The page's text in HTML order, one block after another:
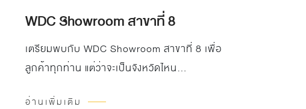
WDC Showroom สาขาที่ 8
เตรียมพบกับ WDC Showroom สาขาที่ 8 เพื่อ
ลูกค้าทุกท่าน แต่ว่าจะเป็นจังหวัดไหน…
อ่านเพิ่มเติม